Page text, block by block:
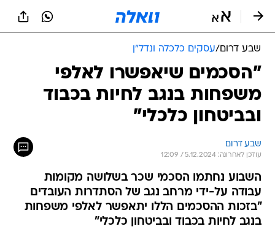
שבע דרום/עסקים כלכלה ונדל"ן
"הסכמים שיאפשרו לאלפי
משפחות בנגב לחיות בכבוד
ובביטחון כלכלי"
שבע דרום
עודכן לאחרונה: 5.12.2024 / 12:09
השבוע נחתמו הסכמי שכר בשלושה מקומות
עבודה על-ידי מרחב נגב של הסתדרות העובדים
"בזכות ההסכמים הללו יתאפשר לאלפי משפחות
בנגב לחיות בכבוד ובביטחון כלכלי"